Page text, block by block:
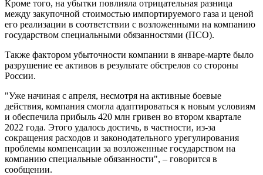
Кроме того, на убытки повлияла отрицательная разница
между закупочной стоимостью импортируемого газа и ценой
его реализации в соответствии с возложенными на компанию
государством специальными обязанностями (ПСО).
Также фактором убыточности компании в январе-марте было
разрушение ее активов в результате обстрелов со стороны
России.
"Уже начиная с апреля, несмотря на активные боевые
действия, компания смогла адаптироваться к новым условиям
и обеспечила прибыль 420 млн гривен во втором квартале
2022 года. Этого удалось достичь, в частности, из-за
сокращения расходов и законодательного урегулирования
проблемы компенсации за возложенные государством на
компанию специальные обязанности", – говорится в
сообщении.